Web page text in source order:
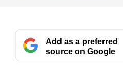
Add as a preferred
source on Google